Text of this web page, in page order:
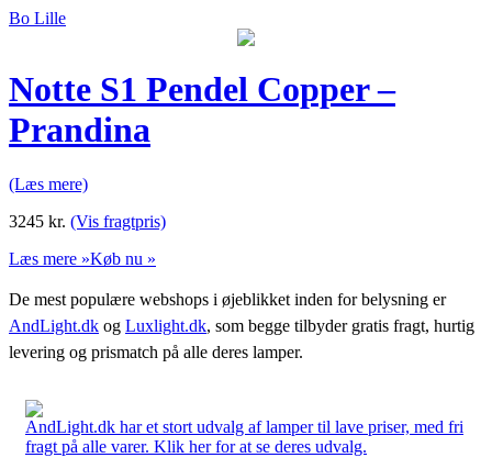
Bo Lille
Notte S1 Pendel Copper –
Prandina
(Læs mere)
3245 kr. (Vis fragtpris)
Læs mere »Køb nu »
De mest populære webshops i øjeblikket inden for belysning er
AndLight.dk og Luxlight.dk, som begge tilbyder gratis fragt, hurtig
levering og prismatch på alle deres lamper.
AndLight.dk har et stort udvalg af lamper til lave priser, med fri
fragt på alle varer. Klik her for at se deres udvalg.